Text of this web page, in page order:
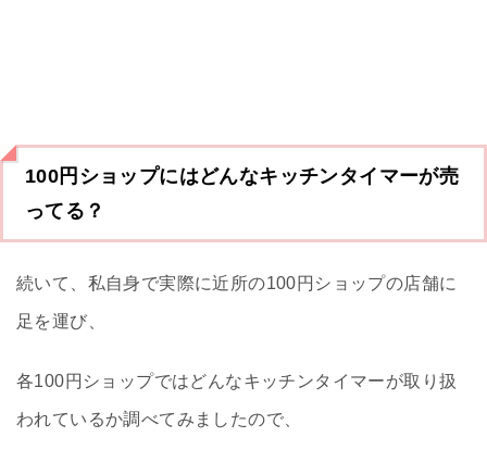
100円ショップにはどんなキッチンタイマーが売
ってる？
続いて、私自身で実際に近所の100円ショップの店舗に
足を運び、
各100円ショップではどんなキッチンタイマーが取り扱
われているか調べてみましたので、